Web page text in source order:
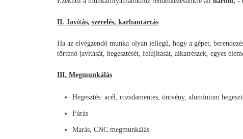
II. Javítás, szerelés, karbantartás
Ha az elvégzendő munka olyan jellegű, hogy a gépet,
történő javítását, hegesztését, felújítását, alkatrészek, egyes
III. Megmunkálás
Hegesztés: acél, rozsdamentes, öntvény, alumínium
Fúrás
Marás, CNC megmunkálás